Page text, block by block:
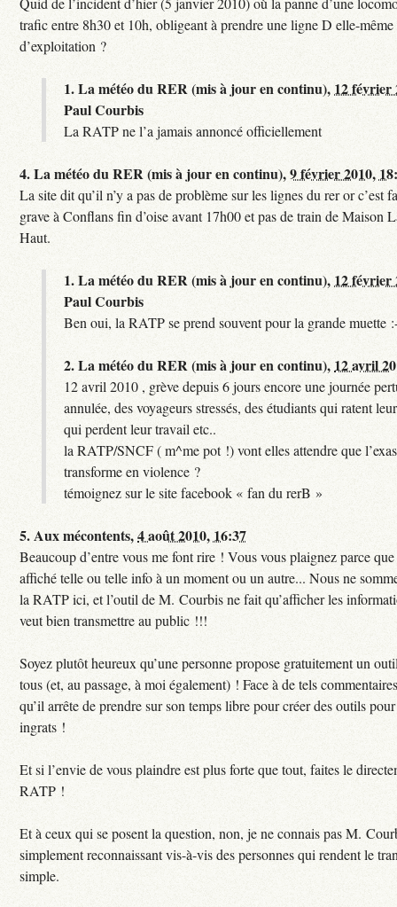
trafic entre 8h30 et 10h, obligeant à prendre une ligne D elle-
d’exploitation ?
1.La météo du RER (mis à jour en continu), 12 février
Paul Courbis
La RATP ne l’a jamais annoncé officiellement
4.La météo du RER (mis à jour en continu),9 février 2010,
La site dit qu’il n’y a pas de problème sur les lignes du rer or c’est
grave à Conflans fin d’oise avant 17h00 et pas de train de Maison
Haut.
1.La météo du RER (mis à jour en continu), 12 février
Paul Courbis
Ben oui, la RATP se prend souvent pour la grande muette
2.La météo du RER (mis à jour en continu), 12 avril
12 avril 2010 , grève depuis 6 jours encore une journée
annulée, des voyageurs stressés, des étudiants qui ratent
qui perdent leur travail etc..
la RATP/SNCF ( m^me pot !) vont elles attendre que
transforme en violence ?
témoignez sur le site facebook « fan du rerB »
5.Aux mécontents,4 août 2010, 16:37
Beaucoup d’entre vous me font rire ! Vous vous plaignez parce que
affiché telle ou telle info à un moment ou un autre... Nous ne
la RATP ici, et l’outil de M. Courbis ne fait qu’afficher les
veut bien transmettre au public !!!
Soyez plutôt heureux qu’une personne propose gratuitement un
tous (et, au passage, à moi également) ! Face à de tels
qu’il arrête de prendre sur son temps libre pour créer des outils
ingrats !
Et si l’envie de vous plaindre est plus forte que tout, faites le
RATP !
Et à ceux qui se posent la question, non, je ne connais pas M.
simplement reconnaissant vis-à-vis des personnes qui rendent le
simple.